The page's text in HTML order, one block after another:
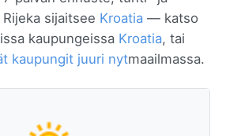
sijaitsee Kroatia — katso
kaupungeissa Kroatia, tai
kaupungit juuri nytmaailmassa.